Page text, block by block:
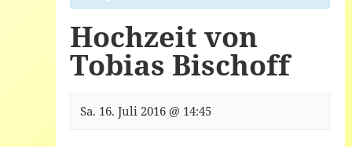
Hochzeit von
Tobias Bischoff
Sa. 16. Juli 2016 @ 14:45